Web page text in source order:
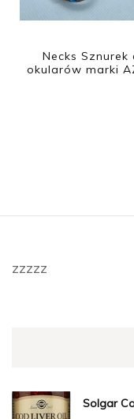
Necks Sznurek
okularów marki
zzzzz
Solgar